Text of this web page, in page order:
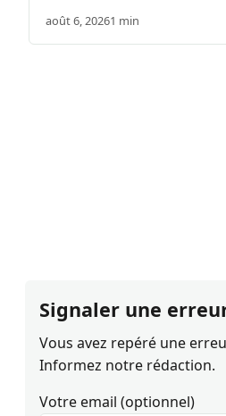
août 6, 20261 min
Signaler une
Vous avez repéré une
Informez notre rédaction.
Votre email (optionnel)